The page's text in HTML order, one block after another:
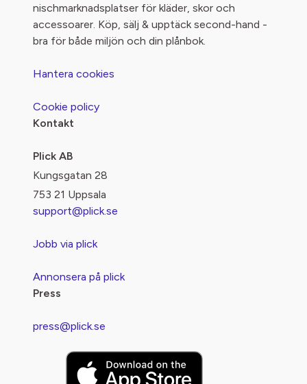
nischmarknadsplatser för kläder, skor och
accessoarer. Köp, sälj & upptäck second-hand -
bra för både miljön och din plånbok.
Hantera cookies
Cookie policy
Kontakt
Plick AB
Kungsgatan 28
753 21 Uppsala
support@plick.se
Jobb via plick
Annonsera på plick
Press
press@plick.se